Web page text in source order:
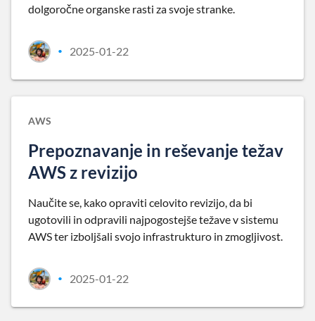
dolgoročne organske rasti za svoje stranke.
• 2025-01-22
AWS
Prepoznavanje in reševanje težav
AWS z revizijo
Naučite se, kako opraviti celovito revizijo, da bi
ugotovili in odpravili najpogostejše težave v sistemu
AWS ter izboljšali svojo infrastrukturo in zmogljivost.
• 2025-01-22